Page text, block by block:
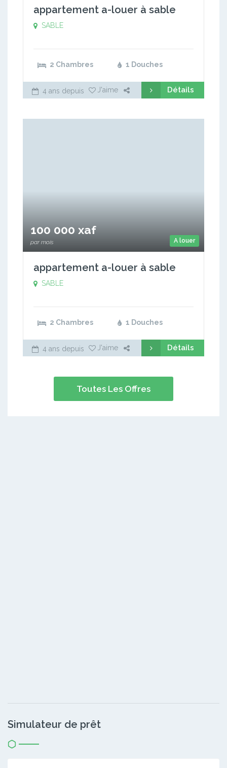
appartement a-louer à sable
SABLE
2 Chambres 1 Douches
4 ans depuis J'aime Détails
A louer
100 000 xaf
par mois
appartement a-louer à sable
SABLE
2 Chambres 1 Douches
4 ans depuis J'aime Détails
Toutes Les Offres
Simulateur de prêt